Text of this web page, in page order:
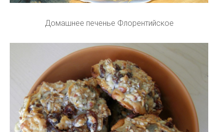
Домашнее печенье Флорентийское